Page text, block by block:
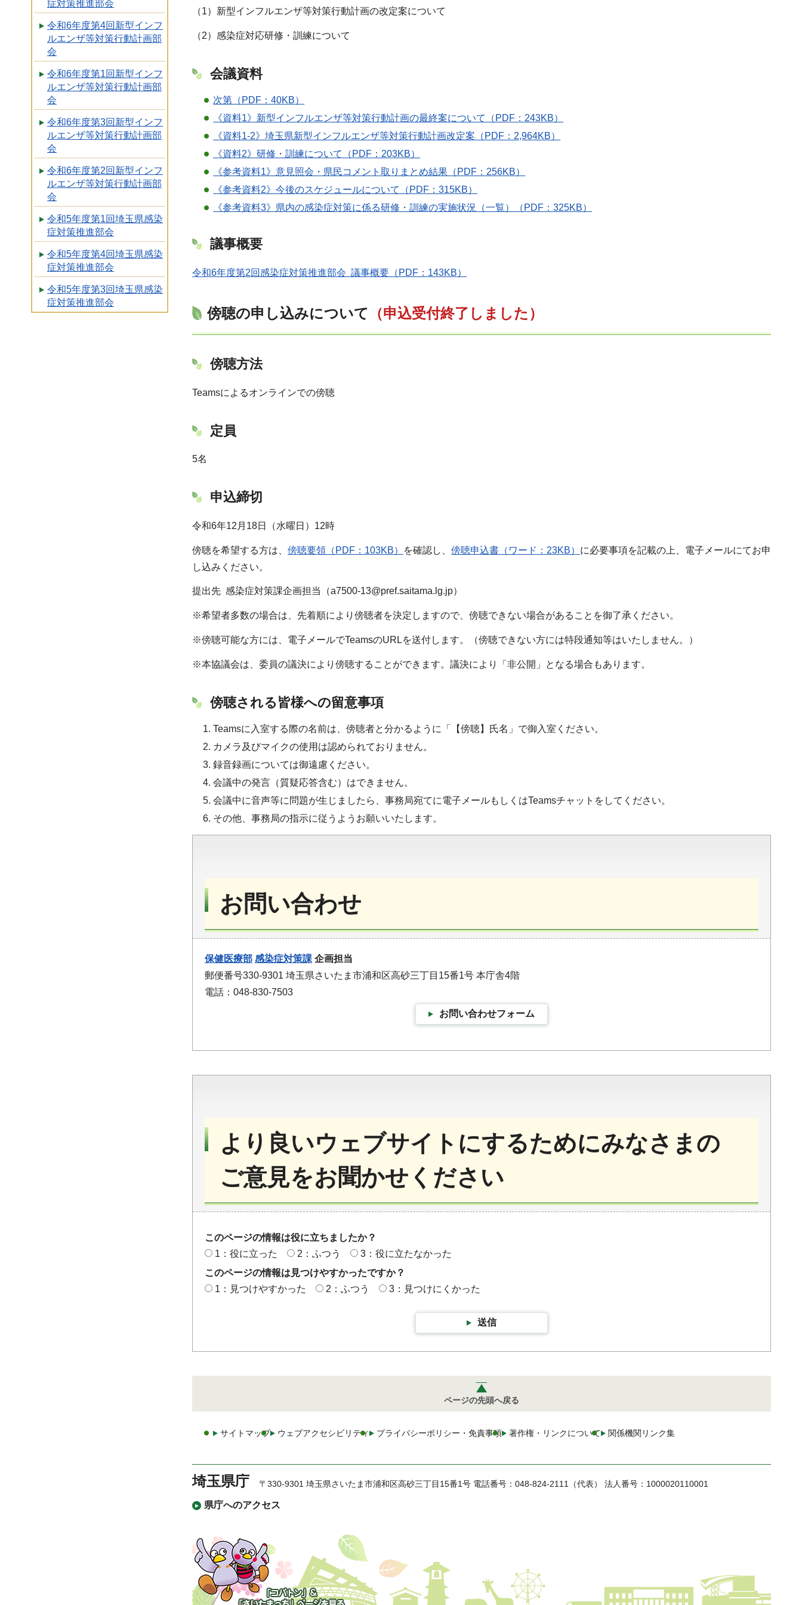
症対策推進部会
令和6年度第4回新型インフ
ルエンザ等対策行動計画部
会
令和6年度第1回新型インフ
ルエンザ等対策行動計画部
会
令和6年度第3回新型インフ
ルエンザ等対策行動計画部
会
令和6年度第2回新型インフ
ルエンザ等対策行動計画部
会
令和5年度第1回埼玉県感染
症対策推進部会
令和5年度第4回埼玉県感染
症対策推進部会
令和5年度第3回埼玉県感染
症対策推進部会
（1）新型インフルエンザ等対策行動計画の改定案について
（2）感染症対応研修・訓練について
会議資料
次第（PDF：40KB）
《資料1》新型インフルエンザ等対策行動計画の最終案について（PDF：243KB）
《資料1-2》埼玉県新型インフルエンザ等対策行動計画改定案（PDF：2,964KB）
《資料2》研修・訓練について（PDF：203KB）
《参考資料1》意見照会・県民コメント取りまとめ結果（PDF：256KB）
《参考資料2》今後のスケジュールについて（PDF：315KB）
《参考資料3》県内の感染症対策に係る研修・訓練の実施状況（一覧）（PDF：325KB）
議事概要
令和6年度第2回感染症対策推進部会 議事概要（PDF：143KB）
傍聴の申し込みについて （申込受付終了しました）
傍聴方法
Teamsによるオンラインでの傍聴
定員
5名
申込締切
令和6年12月18日（水曜日）12時
傍聴を希望する方は、 傍聴要領（PDF：103KB） を確認し、 傍聴申込書（ワード：23KB） に必要事項を記載の上、電子メールにてお申
し込みください。
提出先 感染症対策課企画担当（a7500-13@pref.saitama.lg.jp）
※希望者多数の場合は、先着順により傍聴者を決定しますので、傍聴できない場合があることを御了承ください。
※傍聴可能な方には、電子メールでTeamsのURLを送付します。（傍聴できない方には特段通知等はいたしません。）
※本協議会は、委員の議決により傍聴することができます。議決により「非公開」となる場合もあります。
傍聴される皆様への留意事項
Teamsに入室する際の名前は、傍聴者と分かるように「【傍聴】氏名」で御入室ください。
カメラ及びマイクの使用は認められておりません。
録音録画については御遠慮ください。
会議中の発言（質疑応答含む）はできません。
会議中に音声等に問題が生じましたら、事務局宛てに電子メールもしくはTeamsチャットをしてください。
その他、事務局の指示に従うようお願いいたします。
お問い合わせ
保健医療部 感染症対策課 企画担当
郵便番号330-9301 埼玉県さいたま市浦和区高砂三丁目15番1号 本庁舎4階
電話：048-830-7503
お問い合わせフォーム
より良いウェブサイトにするためにみなさまの
ご意見をお聞かせください
このページの情報は役に立ちましたか？
1：役に立った
2：ふつう
3：役に立たなかった
このページの情報は見つけやすかったですか？
1：見つけやすかった
2：ふつう 3：見つけにくかった
送信
ページの先頭へ戻る
サイトマップ ウェブアクセシビリティ プライバシーポリシー・免責事項 著作権・リンクについて 関係機関リンク集
埼玉県庁
県庁へのアクセス
〒330-9301 埼玉県さいたま市浦和区高砂三丁目15番1号 電話番号：048-824-2111（代表） 法人番号：1000020110001
「コバトン」&「さいた